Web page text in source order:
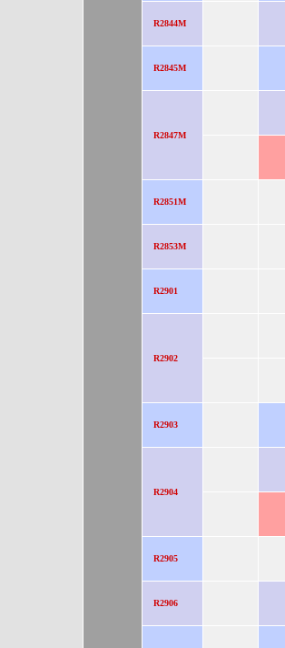
R2844M
R2845M
R2847M
R2851M
R2853M
R2901
R2902
R2903
R2904
R2905
R2906